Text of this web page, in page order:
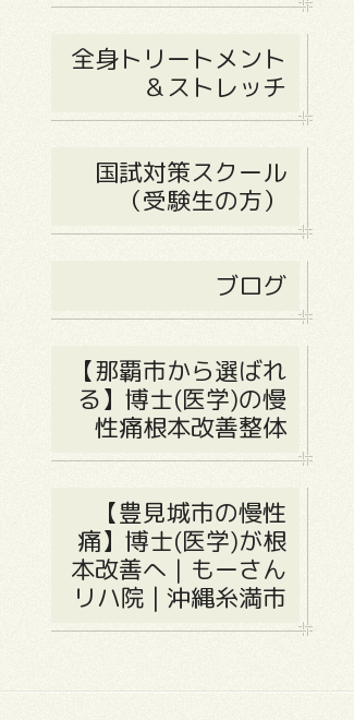
全身トリートメント
＆ストレッチ
国試対策スクール
（受験生の方）
ブログ
【那覇市から選ばれ
る】博士(医学)の慢
性痛根本改善整体
【豊見城市の慢性
痛】博士(医学)が根
本改善へ｜もーさん
リハ院 | 沖縄糸満市